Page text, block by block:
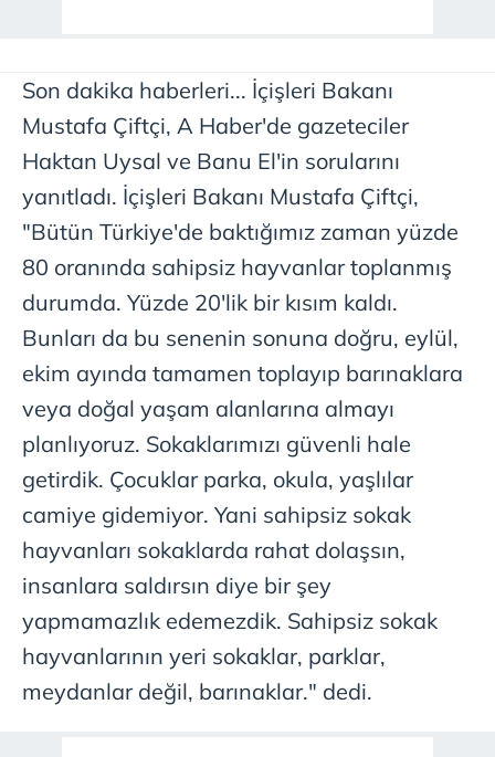
Son dakika haberleri... İçişleri Bakanı
Mustafa Çiftçi, A Haber'de gazeteciler
Haktan Uysal ve Banu El'in sorularını
yanıtladı. İçişleri Bakanı Mustafa Çiftçi,
"Bütün Türkiye'de baktığımız zaman yüzde
80 oranında sahipsiz hayvanlar toplanmış
durumda. Yüzde 20'lik bir kısım kaldı.
Bunları da bu senenin sonuna doğru, eylül,
ekim ayında tamamen toplayıp barınaklara
veya doğal yaşam alanlarına almayı
planlıyoruz. Sokaklarımızı güvenli hale
getirdik. Çocuklar parka, okula, yaşlılar
camiye gidemiyor. Yani sahipsiz sokak
hayvanları sokaklarda rahat dolaşsın,
insanlara saldırsın diye bir şey
yapmamazlık edemezdik. Sahipsiz sokak
hayvanlarının yeri sokaklar, parklar,
meydanlar değil, barınaklar." dedi.